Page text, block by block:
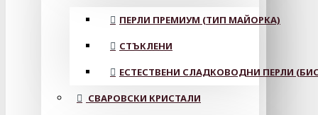
ПЕРЛИ ПРЕМИУМ (ТИП МАЙОРКА)
СТЪКЛЕНИ
ЕСТЕСТВЕНИ СЛАДКОВОДНИ ПЕРЛИ
СВАРОВСКИ КРИСТАЛИ